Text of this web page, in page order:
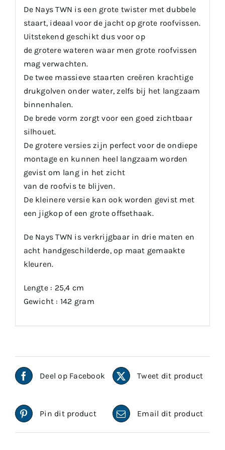
De Nays TWN is een grote twister met dubbele
staart, ideaal voor de jacht op grote roofvissen.
Uitstekend geschikt dus voor op
de grotere wateren waar men grote roofvissen
mag verwachten.
De twee massieve staarten creëren krachtige
drukgolven onder water, zelfs bij het langzaam
binnenhalen.
De brede vorm zorgt voor een goed zichtbaar
silhouet.
De grotere versies zijn perfect voor de ondiepe
montage en kunnen heel langzaam worden
gevist om lang in het zicht
van de roofvis te blijven.
De kleinere versie kan ook worden gevist met
een jigkop of een grote offsethaak.
De Nays TWN is verkrijgbaar in drie maten en
acht handgeschilderde, op maat gemaakte
kleuren.
Lengte : 25,4 cm
Gewicht : 142 gram
Deel op Facebook Tweet dit product
Pin dit product Email dit product